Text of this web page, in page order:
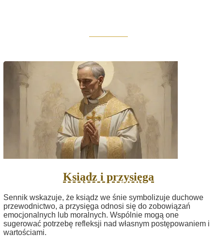
Ksiądz i przysięga
Sennik wskazuje, że ksiądz we śnie symbolizuje duchowe
przewodnictwo, a przysięga odnosi się do zobowiązań
emocjonalnych lub moralnych. Wspólnie mogą one
sugerować potrzebę refleksji nad własnym postępowaniem i
wartościami.